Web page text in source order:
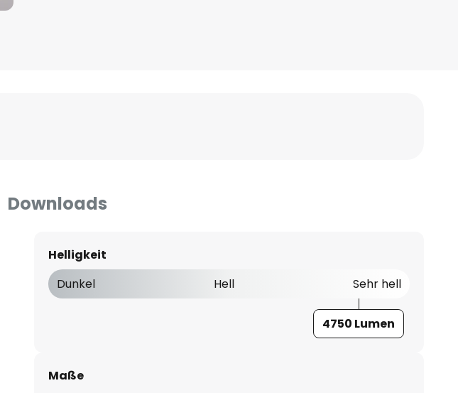
Downloads
Helligkeit
Dunkel
Hell Sehr hell
4750 Lumen
Maße